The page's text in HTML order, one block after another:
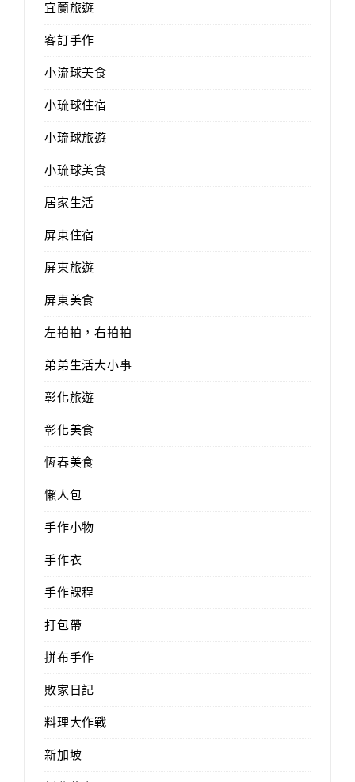
宜蘭旅遊
客訂手作
小流球美食
小琉球住宿
小琉球旅遊
小琉球美食
居家生活
屏東住宿
屏東旅遊
屏東美食
左拍拍，右拍拍
弟弟生活大小事
彰化旅遊
彰化美食
恆春美食
懶人包
手作小物
手作衣
手作課程
打包帶
拼布手作
敗家日記
料理大作戰
新加坡